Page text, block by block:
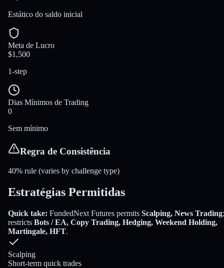
Estático do saldo inicial
Meta de Lucro
$1,500
1-step
Dias Mínimos de Trading
0
Sem mínimo
Regra de Consistência
40% rule (varies by challenge type)
Estratégias Permitidas
Quick take: FundedNext Futures permits Scalping, News Trading;
restricts Bots / EA, Copy Trading, Hedging, Weekend Holding,
Martingale, HFT.
Scalping
Short-term quick trades